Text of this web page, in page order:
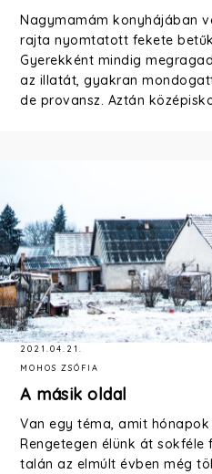
Nagymamám konyhájában
rajta nyomtatott fekete
Gyerekként mindig
az illatát, gyakran
de provansz. Aztán
2021.04.21.
MOHOS ZSÓFIA
A másik oldal
Van egy téma, amit
Rengetegen élünk át
talán az elmúlt évben még